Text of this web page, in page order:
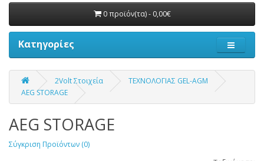
0 προϊόν(τα) - 0,00€
Κατηγορίες
2Volt Στοιχεία
ΤΕΧΝΟΛΟΓΙΑΣ GEL-AGM
AEG STORAGE
AEG STORAGE
Σύγκριση Προϊόντων (0)